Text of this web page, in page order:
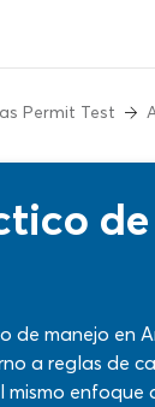
Permit Test
de manejo en
a reglas de